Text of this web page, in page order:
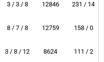
3 / 3 / 8 12846 231 / 14
8 / 7 / 8 12759 158 / 0
3 / 8 / 12 8624 111 / 2